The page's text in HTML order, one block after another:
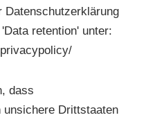
Datenschutzerklärung
retention' unter:
dass
unsichere Drittstaaten